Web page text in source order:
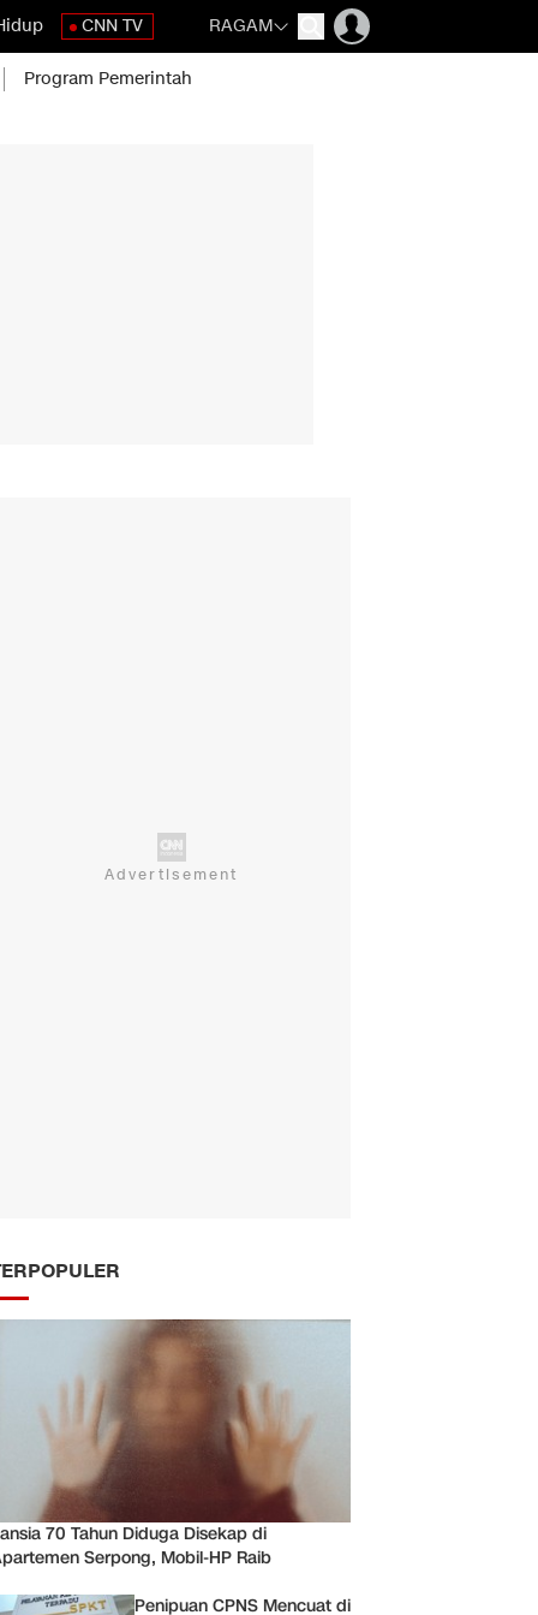
CNN TV RAGAM
Program Pemerintah
70 Tahun Diduga Disekap di
Serpong, Mobil-HP Raib
Penipuan CPNS Mencuat di